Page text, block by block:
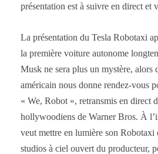
présentation est à suivre en direct et
La présentation du Tesla Robotaxi
la première voiture autonome
Musk ne sera plus un mystère, alors
américain nous donne rendez-vous
« We, Robot », retransmis en direct
hollywoodiens de Warner Bros. À
veut mettre en lumière son Robotaxi
studios à ciel ouvert du producteur,